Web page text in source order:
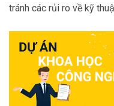
tránh các rủi ro về kỹ